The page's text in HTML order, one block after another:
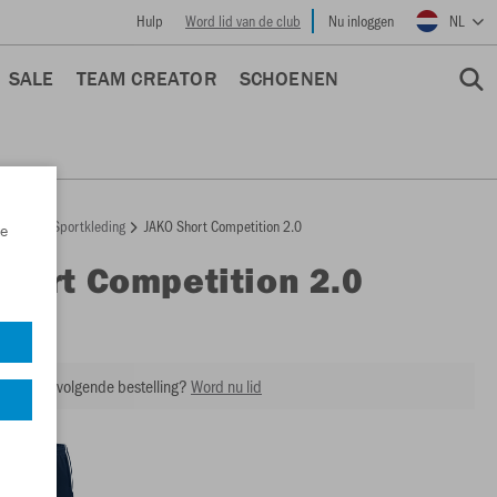
Hulp Word lid van de club Nu inloggen NL
SALE TEAM CREATOR SCHOENEN
Sportkleding JAKO Short Competition 2.0
Short Competition 2.0
op je volgende bestelling?Word nu lid